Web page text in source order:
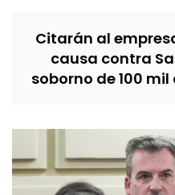
Citarán al
causa contra
soborno de 100